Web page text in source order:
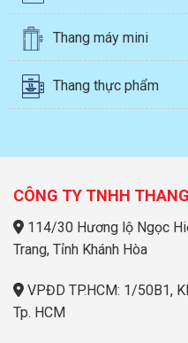
Thang máy mini
Thang thực phẩm
CÔNG TY TNHH
114/30 Hương lộ Ngọc
Trang, Tỉnh Khánh Hòa
VPĐD TP.HCM: 1/50B1,
Tp. HCM